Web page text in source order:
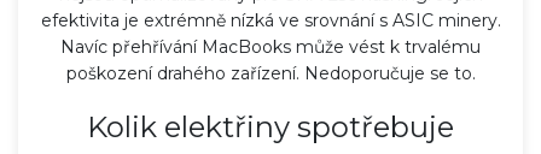
efektivita je extrémně nízká ve srovnání s ASIC minery.
Navíc přehřívání MacBooks může vést k trvalému
poškození drahého zařízení. Nedoporučuje se to.
Kolik elektřiny spotřebuje